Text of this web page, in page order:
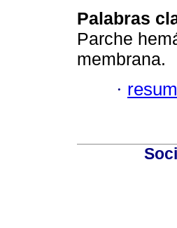
Palabras
Parche
membrana.
·